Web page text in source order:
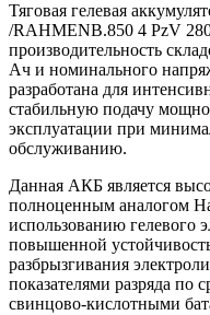
Тяговая гелевая
/RAHMENB.850 4 PzV
производительность
Ач и номинального
разработана для
стабильную подачу
эксплуатации при
обслуживанию.
Данная АКБ является
полноценным аналогом
использованию гелевого
повышенной
разбрызгивания
показателями разряда
свинцово-кислотными